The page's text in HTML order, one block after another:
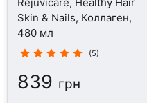
Skin & Nails, Коллаген,
480 мл
(5)
839 грн